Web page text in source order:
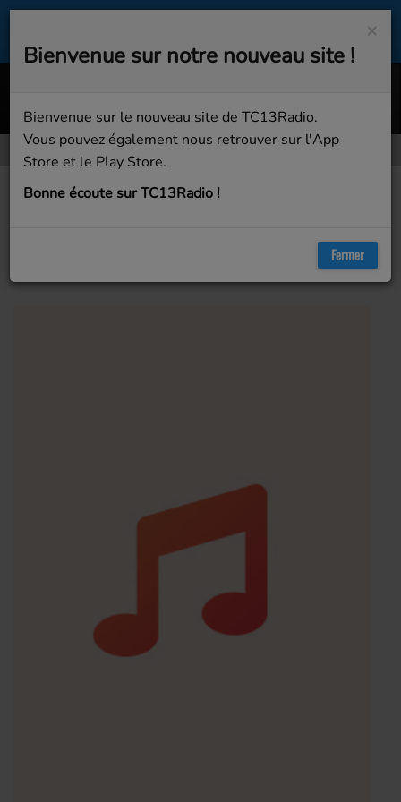
FT. BIGFLO & OLI
×
Bienvenue sur notre nouveau site !
Bienvenue sur le nouveau site de TC13Radio.
Vous pouvez également nous retrouver sur l'App
Store et le Play Store.
Bonne écoute sur TC13Radio !
Fermer